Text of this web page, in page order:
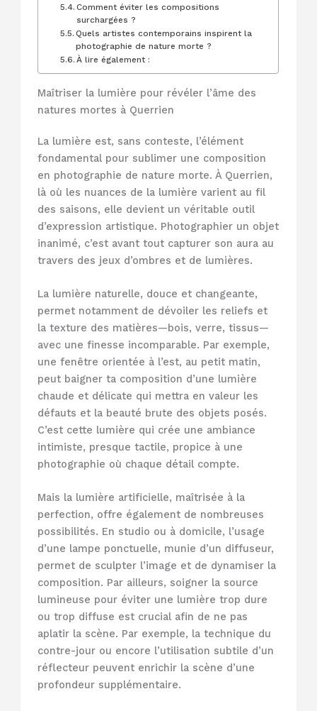
Comment éviter les compositions
surchargées ?
Quels artistes contemporains inspirent la
photographie de nature morte ?
À lire également :
Maîtriser la lumière pour révéler l’âme des
natures mortes à Querrien
La lumière est, sans conteste, l’élément
fondamental pour sublimer une composition
en photographie de nature morte. À Querrien,
là où les nuances de la lumière varient au fil
des saisons, elle devient un véritable outil
d’expression artistique. Photographier un objet
inanimé, c’est avant tout capturer son aura au
travers des jeux d’ombres et de lumières.
La lumière naturelle, douce et changeante,
permet notamment de dévoiler les reliefs et
la texture des matières—bois, verre, tissus—
avec une finesse incomparable. Par exemple,
une fenêtre orientée à l’est, au petit matin,
peut baigner ta composition d’une lumière
chaude et délicate qui mettra en valeur les
défauts et la beauté brute des objets posés.
C’est cette lumière qui crée une ambiance
intimiste, presque tactile, propice à une
photographie où chaque détail compte.
Mais la lumière artificielle, maîtrisée à la
perfection, offre également de nombreuses
possibilités. En studio ou à domicile, l’usage
d’une lampe ponctuelle, munie d’un diffuseur,
permet de sculpter l’image et de dynamiser la
composition. Par ailleurs, soigner la source
lumineuse pour éviter une lumière trop dure
ou trop diffuse est crucial afin de ne pas
aplatir la scène. Par exemple, la technique du
contre-jour ou encore l’utilisation subtile d’un
réflecteur peuvent enrichir la scène d’une
profondeur supplémentaire.